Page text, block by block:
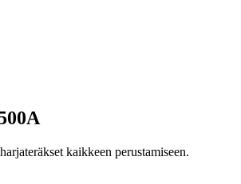
kaikkeen perustamiseen.